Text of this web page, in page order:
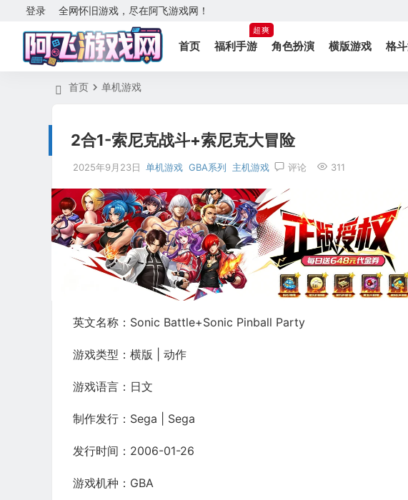
全网怀旧游戏，尽在阿飞游戏网！
登录
首页 福利手游
超爽
角色扮演 横版游戏 格
首页 单机游戏
2合1-索尼克战斗+索尼克大冒险
2025年9月23日 单机游戏 GBA系列 主机游戏 评论 311
英文名称：Sonic Battle+Sonic Pinball Party
游戏类型：横版 | 动作
游戏语言：日文
制作发行：Sega | Sega
发行时间：2006-01-26
游戏机种：GBA